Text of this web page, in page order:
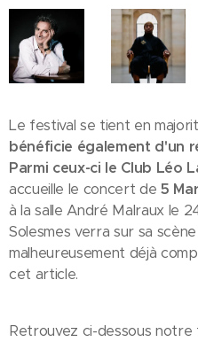
Le festival se tient en
bénéficie également d'un
Parmi ceux-ci le Club Léo
accueille le concert de5
à la salle André Malraux le
Solesmes verra sur sa scène
malheureusement déjà
cet article.
Retrouvez ci-dessous